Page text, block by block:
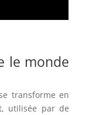
le monde
transforme en
utilisée par de